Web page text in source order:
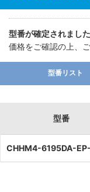
型番が確定されました
価格をご確認の上、
型番リスト
型番
CHHM4-6195DA-